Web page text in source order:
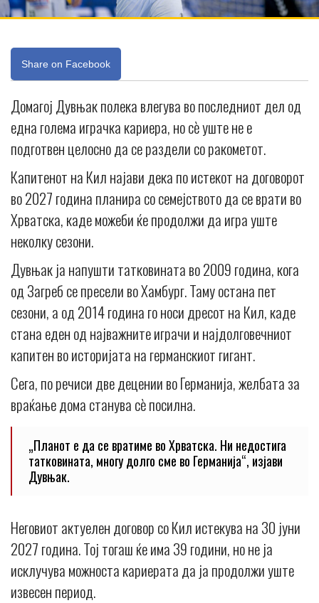
Share on Facebook
Домагој Дувњак полека влегува во последниот дел од
една голема играчка кариера, но сè уште не е
подготвен целосно да се раздели со ракометот.
Капитенот на Кил најави дека по истекот на договорот
во 2027 година планира со семејството да се врати во
Хрватска, каде можеби ќе продолжи да игра уште
неколку сезони.
Дувњак ја напушти татковината во 2009 година, кога
од Загреб се пресели во Хамбург. Таму остана пет
сезони, а од 2014 година го носи дресот на Кил, каде
стана еден од најважните играчи и најдолговечниот
капитен во историјата на германскиот гигант.
Сега, по речиси две децении во Германија, желбата за
враќање дома станува сè посилна.
„Планот е да се вратиме во Хрватска. Ни недостига
татковината, многу долго сме во Германија“, изјави
Дувњак.
Неговиот актуелен договор со Кил истекува на 30 јуни
2027 година. Тој тогаш ќе има 39 години, но не ја
исклучува можноста кариерата да ја продолжи уште
извесен период.